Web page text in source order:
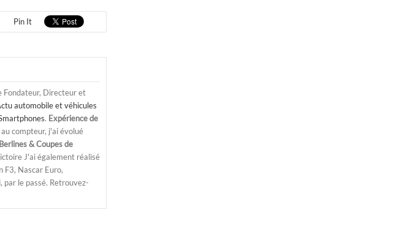
Pin It
Fondateur, Directeur et
automobile et véhicules
. Expérience de
compteur, j'ai évolué
Berlines & Coupes de
J'ai également réalisé
F3, Nascar Euro,
le passé. Retrouvez-